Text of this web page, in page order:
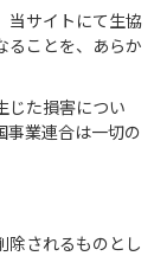
当サイトにて生協
ることを、あらか
じた損害につい
事業連合は一切の
除されるものとし